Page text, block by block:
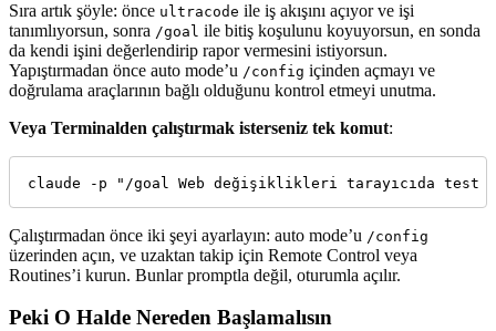
Sıra artık şöyle: önce ultracode ile iş akışını açıyor ve işi
tanımlıyorsun, sonra /goal ile bitiş koşulunu koyuyorsun, en sonda
da kendi işini değerlendirip rapor vermesini istiyorsun.
Yapıştırmadan önce auto mode’u /config içinden açmayı ve
doğrulama araçlarının bağlı olduğunu kontrol etmeyi unutma.
Veya Terminalden çalıştırmak isterseniz tek komut:
claude -p "/goal Web değişiklikleri tarayıcıda
Çalıştırmadan önce iki şeyi ayarlayın: auto mode’u /config
üzerinden açın, ve uzaktan takip için Remote Control veya
Routines’i kurun. Bunlar promptla değil, oturumla açılır.
Peki O Halde Nereden Başlamalısın